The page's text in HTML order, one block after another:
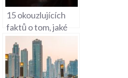
15 okouzlujících
faktů o tom, jaké
maso není
povoleno v islámu